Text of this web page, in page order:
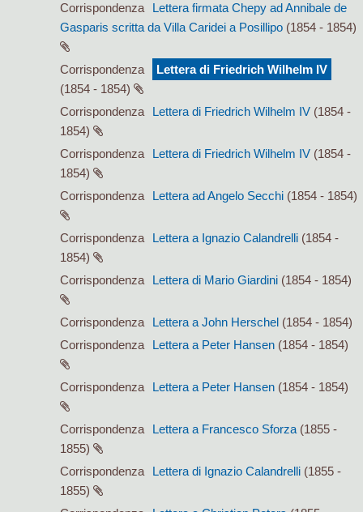
Corrispondenza
Lettera firmata Chepy ad Annibale de
Gasparis scritta da Villa Caridei a Posillipo (1854 - 1854)
Corrispondenza
Lettera di Friedrich Wilhelm IV
(1854 - 1854)
Corrispondenza
Lettera di Friedrich Wilhelm IV (1854 -
1854)
Corrispondenza
Lettera di Friedrich Wilhelm IV (1854 -
1854)
Corrispondenza
Lettera ad Angelo Secchi (1854 - 1854)
Corrispondenza Lettera a Ignazio Calandrelli (1854 -
1854)
Corrispondenza
Lettera di Mario Giardini (1854 - 1854)
Corrispondenza Lettera a John Herschel (1854 - 1854)
Corrispondenza
Lettera a Peter Hansen (1854 - 1854)
Corrispondenza Lettera a Peter Hansen (1854 - 1854)
Corrispondenza Lettera a Francesco Sforza (1855 -
1855)
Corrispondenza
Lettera di Ignazio Calandrelli (1855 -
1855)